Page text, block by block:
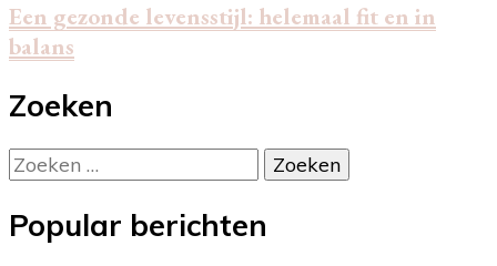
Een gezonde levensstijl: helemaal fit en in
balans
Zoeken
Zoeken
naar:
Popular berichten